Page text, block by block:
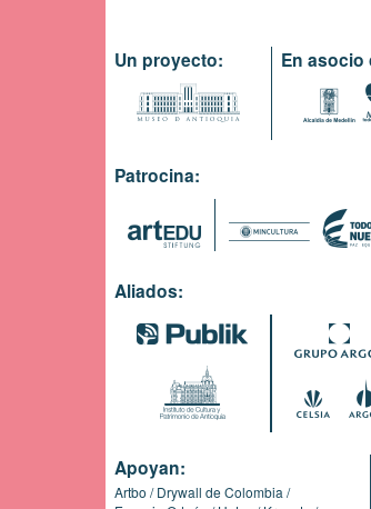
Un proyecto: En asocio
Patrocina:
Aliados:
Apoyan:
Artbo
Drywall de Colombia